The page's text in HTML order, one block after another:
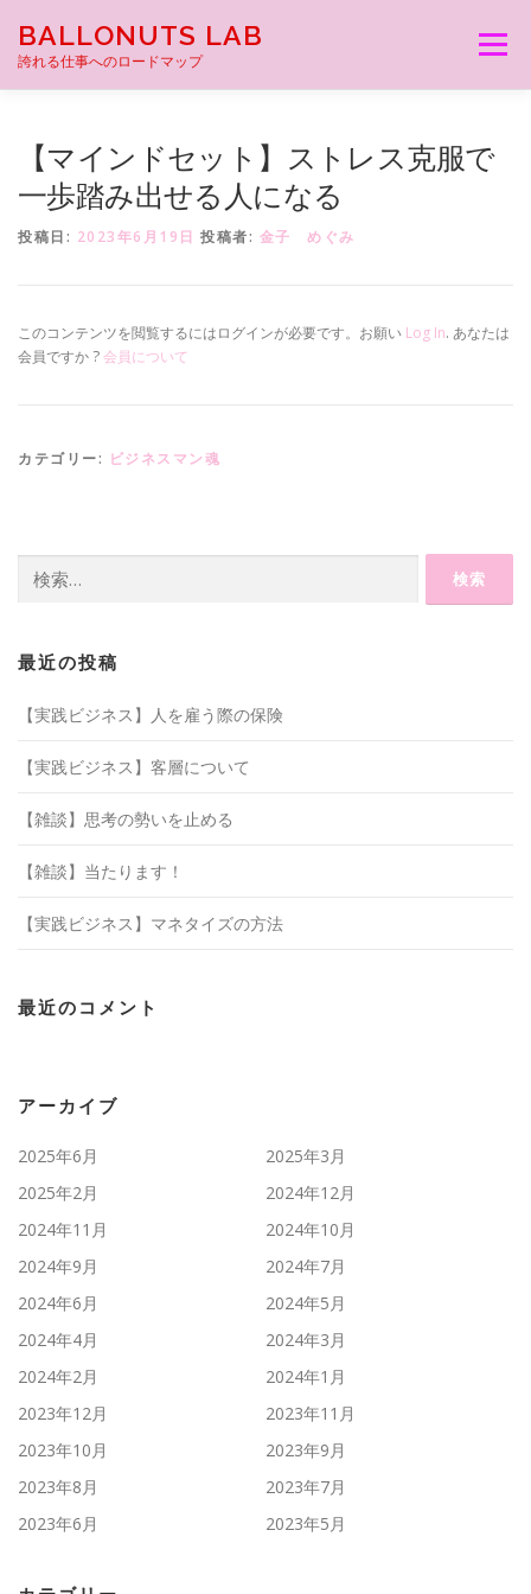
BALLONUTS LAB
誇れる仕事へのロードマップ
メニュー
【マインドセット】ストレス克服で
一歩踏み出せる人になる
投稿日: 2023年6月19日 投稿者: 金子 めぐみ
このコンテンツを閲覧するにはログインが必要です。お願い Log In. あなたは
会員ですか ?会員について
カテゴリー: ビジネスマン魂
索:
最近の投稿
【実践ビジネス】人を雇う際の保険
【実践ビジネス】客層について
【雑談】思考の勢いを止める
【雑談】当たります！
【実践ビジネス】マネタイズの方法
最近のコメント
アーカイブ
2025年6月
2025年3月
2025年2月
2024年12月
2024年11月
2024年10月
2024年9月
2024年7月
2024年6月
2024年5月
2024年4月
2024年3月
2024年2月
2024年1月
2023年12月
2023年11月
2023年10月
2023年9月
2023年8月
2023年7月
2023年6月
2023年5月